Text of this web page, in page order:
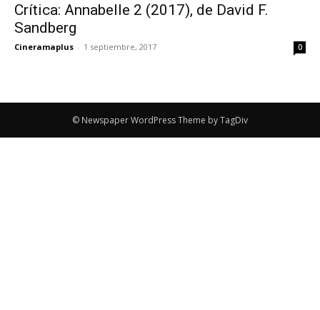
Crítica: Annabelle 2 (2017), de David F.
Sandberg
Cineramaplus - 1 septiembre, 2017 0
© Newspaper WordPress Theme by TagDiv